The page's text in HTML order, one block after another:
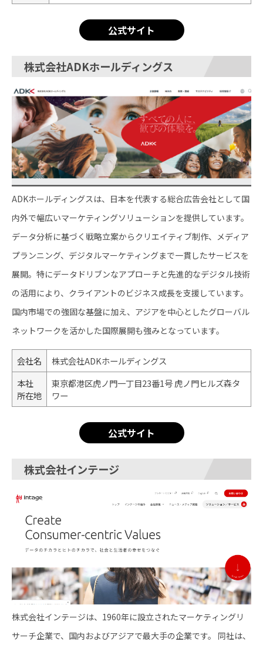
公式サイト
株式会社ADKホールディングス
ADKホールディングスは、日本を代表する総合広告会社として国
内外で幅広いマーケティングソリューションを提供しています。
データ分析に基づく戦略立案からクリエイティブ制作、メディア
プランニング、デジタルマーケティングまで一貫したサービスを
展開。特にデータドリブンなアプローチと先進的なデジタル技術
の活用により、クライアントのビジネス成長を支援しています。
国内市場での強固な基盤に加え、アジアを中心としたグローバル
ネットワークを活かした国際展開も強みとなっています。
会社名
株式会社ADKホールディングス
本社
所在地
東京都港区虎ノ門一丁目23番1号 虎ノ門ヒルズ森タ
ワー
公式サイト
株式会社インテージ
株式会社インテージは、1960年に設立されたマーケティングリ
サーチ企業で、国内およびアジアで最大手の企業です。 ​同社は、